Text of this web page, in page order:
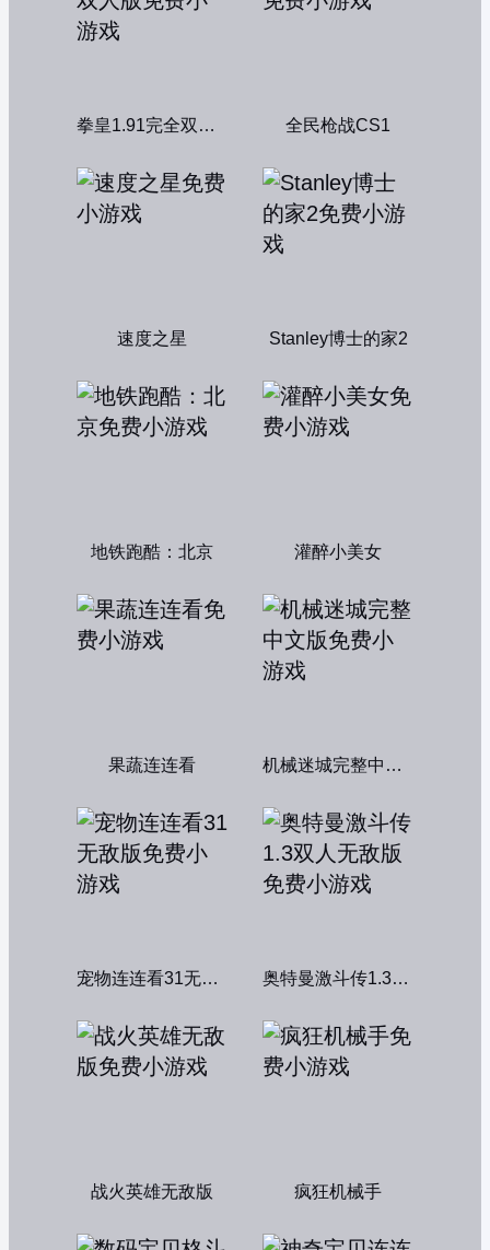
拳皇1.91完全双人版 全民枪战CS1
速度之星 Stanley博士的家2
地铁跑酷：北京 灌醉小美女
果蔬连连看 机械迷城完整中文版
宠物连连看31无敌版 奥特曼激斗传1.3双人无敌版
战火英雄无敌版 疯狂机械手